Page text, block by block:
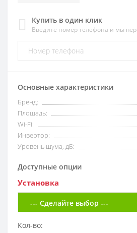
Купить в один клик
Введите номер телефона и мы
Основные характеристики
Бренд:
Площадь:
Wi-Fi:
Инвертор:
Уровень шума, дБ:
Доступные опции
Установка
Кол-во: